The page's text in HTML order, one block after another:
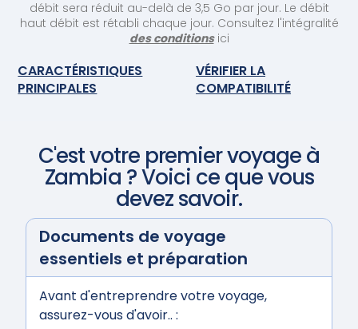
débit sera réduit au-delà de 3,5 Go par jour. Le débit
haut débit est rétabli chaque jour. Consultez l'intégralité
des conditionsici
CARACTÉRISTIQUES
PRINCIPALES
VÉRIFIER LA
COMPATIBILITÉ
C'est votre premier voyage à
Zambia ? Voici ce que vous
devez savoir.
Documents de voyage
essentiels et préparation
Avant d'entreprendre votre voyage,
assurez-vous d'avoir.. :